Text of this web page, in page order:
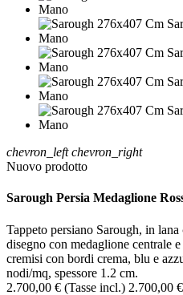
chevron_left chevron_right
Nuovo prodotto
Sarough Persia Medaglione
Tappeto persiano Sarough, in lana
disegno con medaglione centrale
cremisi con bordi crema, blu e
nodi/mq, spessore 1.2 cm.
2.700,00 € (Tasse incl.) 2.700,00 €